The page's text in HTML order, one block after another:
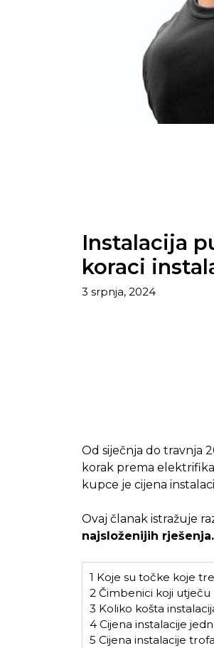
Instalacija
koraci
3 srpnja, 2024
Od siječnja do travnja
korak prema
kupce je cijena
Ovaj članak istražuje
najsloženijih rješenja.
1 Koje su točke koje
2Čimbenici koji utječu
3 Koliko košta
4Cijena instalacije
5 Cijena instalacije